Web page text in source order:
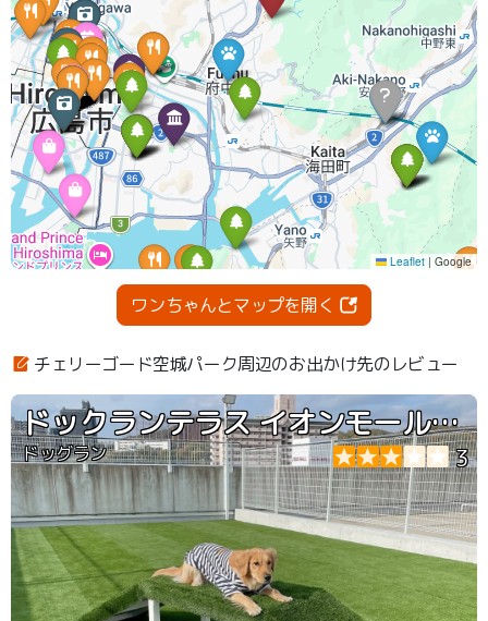
ワンちゃんとマップを開く
チェリーゴード空城パーク周辺のお出かけ先のレビュー
ドックランテラス イオンモール府中店
ドッグラン 3